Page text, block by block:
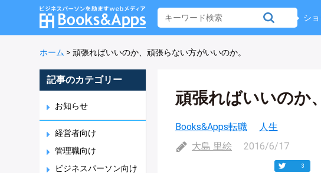
シ
ホーム > 頑張ればいいのか、頑張らない方がいいのか。
記事のカテゴリー
お知らせ
経営者向け
管理職向け
ビジネスパーソン向け
頑張ればいいのか
Books&Apps転職
人生
大島 里絵
2016/6/17
3